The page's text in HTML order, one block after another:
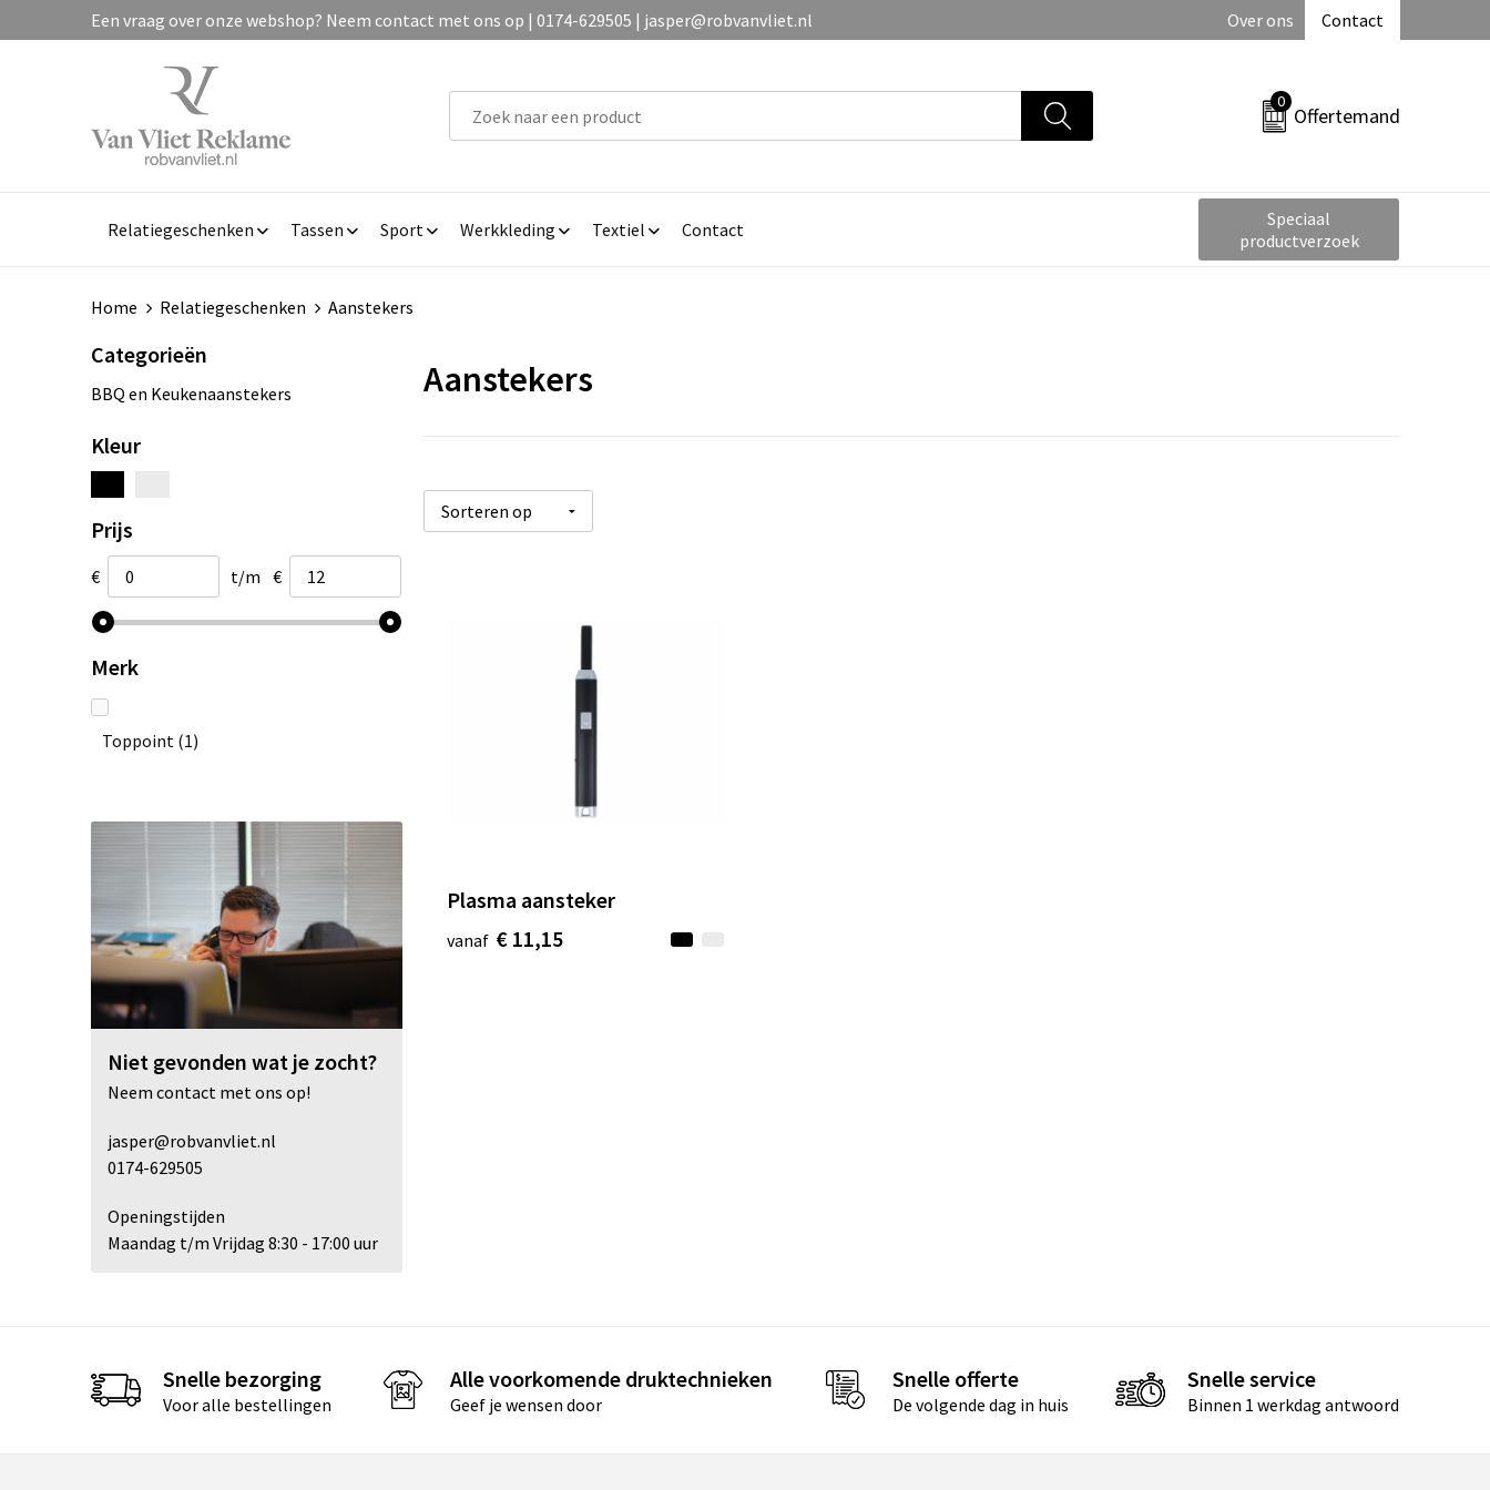
Een vraag over onze webshop? Neem contact met ons op | 0174-629505 | jasper@robvanvliet.nl Over ons Contact
0
Offertemand
Relatiegeschenken Tassen Sport Werkkleding Textiel Contact
Speciaal
productverzoek
Home Relatiegeschenken Aanstekers
Categorieën
BBQ en Keukenaanstekers
Kleur
Prijs
€ t/m €
Merk
Toppoint (1)
Niet gevonden wat je zocht?
Neem contact met ons op!
jasper@robvanvliet.nl
0174-629505
Openingstijden
Maandag t/m Vrijdag 8:30 - 17:00 uur
Aanstekers
Plasma aansteker
vanaf € 11,15
Snelle bezorging
Voor alle bestellingen
Alle voorkomende druktechnieken
Geef je wensen door
Snelle offerte
De volgende dag in huis
Snelle service
Binnen 1 werkdag antwoord